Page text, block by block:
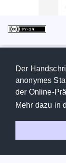
Der
anonymes
der Online-
Mehr dazu in